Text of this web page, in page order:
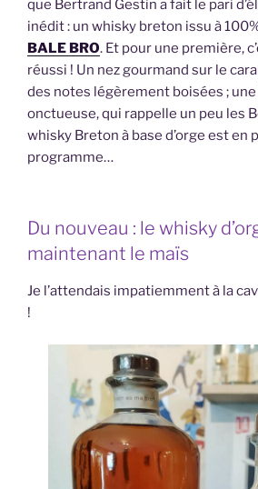
que Bertrand Gestin a fait le pari
inédit : un whisky breton issu à
BALE BRO. Et pour une première,
réussi ! Un nez gourmand sur le
des notes légèrement boisées ;
onctueuse, qui rappelle un peu les
whisky Breton à base d’orge est en
programme…
Du nouveau : le whisky
maintenant le maïs
Je l’attendais impatiemment à la
!